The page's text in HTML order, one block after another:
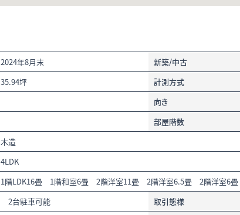
2024年8月末 新築/中古
35.94坪
計測方式
向き
部屋階数
木造
4LDK
1階LDK16畳 1階和室6畳 2階洋室11畳 2階洋室6.5畳 2階
2台駐車可能 取引態様